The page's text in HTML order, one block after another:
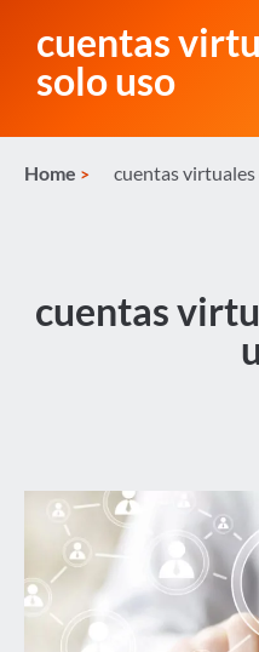
cuentas
solo uso
Home cuentas virtuales
cuentas